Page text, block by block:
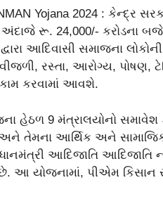
Yojana 2024 : કેન્દ્ર
રૂ. 24,000/- કરોડના
આદિવાસી સમાજના
રસ્તા, આરોગ્ય, પોષણ,
કરવામાં આવશે.
હેઠળ 9 મંત્રાલયોનો સમાવેશ
તેમના આર્થિક અને
આદિજાતિ આદિજાતિ
આ યોજનામાં, પીએમ કિસાન